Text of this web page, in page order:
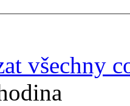
všechny